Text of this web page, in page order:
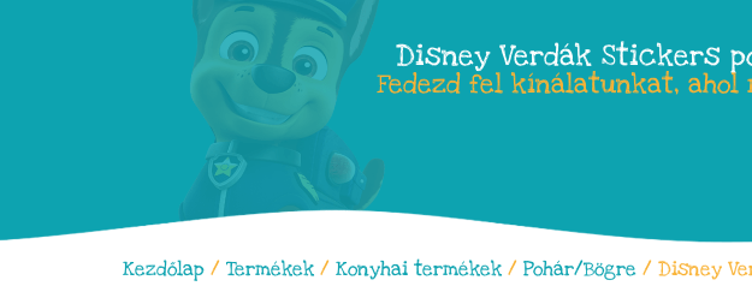
Disney Verdák Stickers
Fedezd fel kínálatunkat,
Kezdőlap / Termékek / Konyhai termékek / Pohár/Bögre / Disney